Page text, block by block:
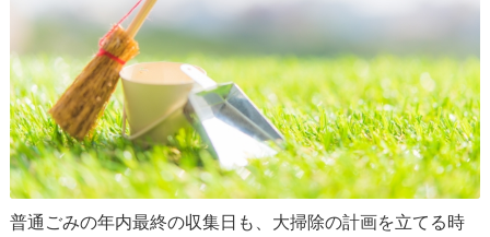
普通ごみの年内最終の収集日も、大掃除の計画を立てる時